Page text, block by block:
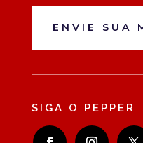
ENVIE SUA
SIGA O PEPPER